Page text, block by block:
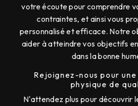
votre écoute pour comprendre
contraintes, et ainsi vous
personnalisé et efficace. Notre
aider à atteindre vos objectifs
dans la bonne
Rejoignez-nous pour
physique de
N'attendez plus pour découvrir